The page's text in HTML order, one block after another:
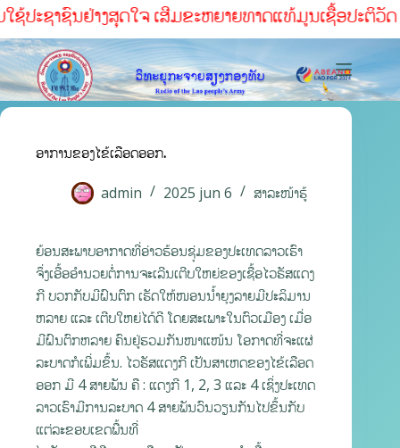
ະຊາຊົນຢ່າງສຸດໃຈ ເສີມຂະຫຍາຍທາດແທ້ມູນເຊື້ອປະຕິວັດ
ອາການຂອງໄຂ້ເລືອດອອກ.
admin 2025 jun 6 ສາລະໜ້າຮູ້
ຍ້ອນສະພາບອາກາດທີ່ອ່າວຮ້ອນຊຸ່ມຂອງປະເທດລາວເຮົາ
ຈຶ່ງເອື້ອອຳນວຍຕໍ່ການຈະເລີນເຕີບໃຫຍ່ຂອງເຊື້ອໄວຣັສແດງ
ກີ ບວກກັບມີຝົນຕົກ ເຮັດໃຫ້ໜອນນ້ຳຍຸງລາຍມີປະລິມານ
ຫລາຍ ແລະ ເຕີບໃຫຍ່ໄດ້ດີ ໂດຍສະເພາະໃນຕົວເມືອງ ເມື່ອ
ມີຝົນຕົກຫລາຍ ຄົນຢູ່ຮວມກັນໜາແໜ້ນ ໂອກາດທີ່ຈະແຜ່
ລະບາດກໍເພີ່ມຂຶ້ນ. ໄວຣັສແດງກີ ເປັນສາເຫດຂອງໄຂ້ເລືອດ
ອອກ ມີ 4 ສາຍພັນ ຄື : ແດງກີ 1, 2, 3 ແລະ 4 ເຊິ່ງປະເທດ
ລາວເຮົາມີການລະບາດ 4 ສາຍພັນວົນວຽນກັນໄປຂຶ້ນກັບ
ແຕ່ລະຂອບເຂດພື້ນທີ່